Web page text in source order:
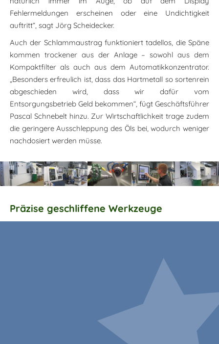
Fehlermeldungen erscheinen oder eine Undichtigkeit
auftritt“, sagt Jörg Scheidecker.
Auch der Schlammaustrag funktioniert tadellos, die Späne
kommen trockener aus der Anlage – sowohl aus dem
Kompaktfilter als auch aus dem Automatikkonzentrator.
„Besonders erfreulich ist, dass das Hartmetall so sortenrein
abgeschieden wird, dass wir dafür vom
Entsorgungsbetrieb Geld bekommen“, fügt Geschäftsführer
Pascal Schnebelt hinzu. Zur Wirtschaftlichkeit trage zudem
die geringere Ausschleppung des Öls bei, wodurch weniger
nachdosiert werden müsse.
Präzise geschliffene Werkzeuge